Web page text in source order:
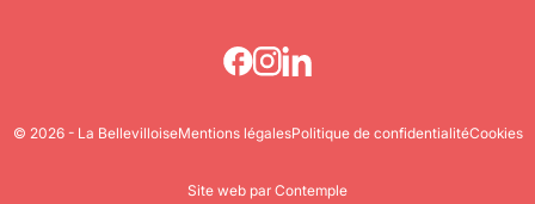
© 2026 - La BellevilloiseMentions légalesPolitique de confidentialitéCookies
Site web par Contemple